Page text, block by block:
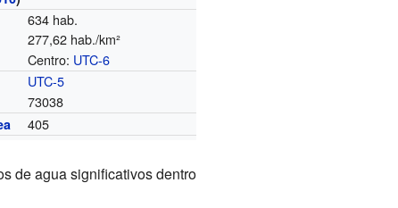
634 hab.
277,62 hab./km²
Centro: UTC-6
UTC-5
73038
405
de agua significativos dentro